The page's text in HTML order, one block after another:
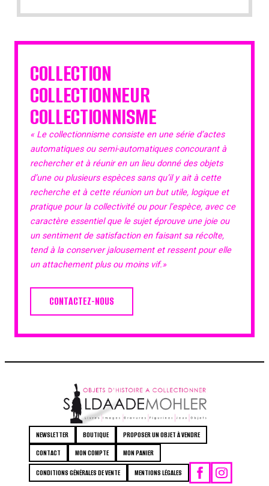
COLLECTION
COLLECTIONNEUR
COLLECTIONNISME
« Le collectionnisme consiste en une série d’actes
automatiques ou semi-automatiques concourant à
rechercher et à réunir en un lieu donné des objets
d’une ou plusieurs espèces sans qu’il y ait à cette
recherche et à cette réunion un but utile, logique et
pratique pour la collectivité ou pour l’espèce, avec ce
caractère essentiel que le sujet éprouve une joie ou
un sentiment de satisfaction en faisant sa récolte,
tend à la conserver jalousement et ressent pour elle
un attachement plus ou moins vif.»
CONTACTEZ-NOUS
NEWSLETTER BOUTIQUE
PROPOSER UN OBJET À VENDRE
CONTACT
MON COMPTE MON PANIER
CONDITIONS GÉNÉRALES DE VENTE MENTIONS LÉGALES